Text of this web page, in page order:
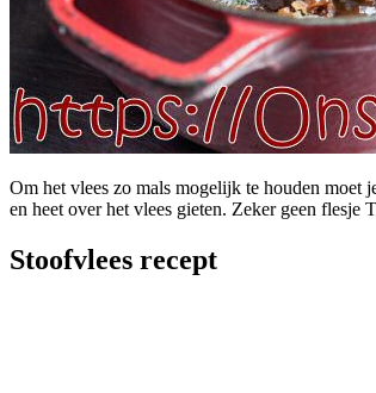
Om het vlees zo mals mogelijk te houden moet
en heet over het vlees gieten. Zeker geen flesje
Stoofvlees recept